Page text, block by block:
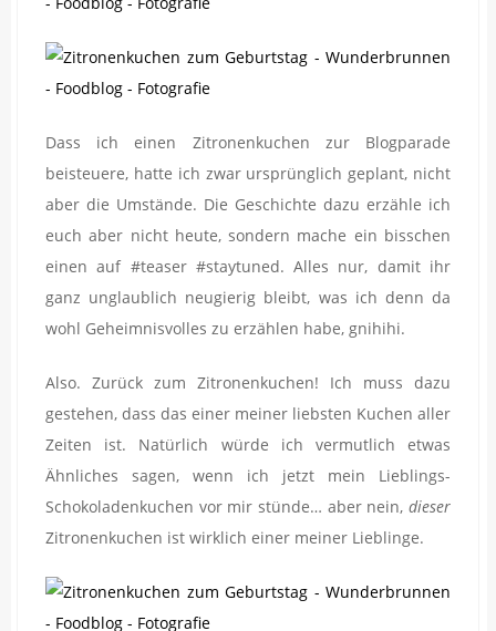
Dass ich einen Zitronenkuchen zur Blogparade
beisteuere, hatte ich zwar ursprünglich geplant, nicht
aber die Umstände. Die Geschichte dazu erzähle ich
euch aber nicht heute, sondern mache ein bisschen
einen auf #teaser #staytuned. Alles nur, damit ihr
ganz unglaublich neugierig bleibt, was ich denn da
wohl Geheimnisvolles zu erzählen habe, gnihihi.
Also. Zurück zum Zitronenkuchen! Ich muss dazu
gestehen, dass das einer meiner liebsten Kuchen aller
Zeiten ist. Natürlich würde ich vermutlich etwas
Ähnliches sagen, wenn ich jetzt mein Lieblings-
Schokoladenkuchen vor mir stünde… aber nein, dieser
Zitronenkuchen ist wirklich einer meiner Lieblinge.